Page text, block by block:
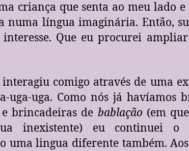
criança que senta ao meu lado e
numa língua imaginária. Então,
Que eu procurei
comigo através de uma
uga-uga. Como nós já havíamos
e brincadeiras de bablação (em
inexistente) eu continuei o
uma lingua diferente também.